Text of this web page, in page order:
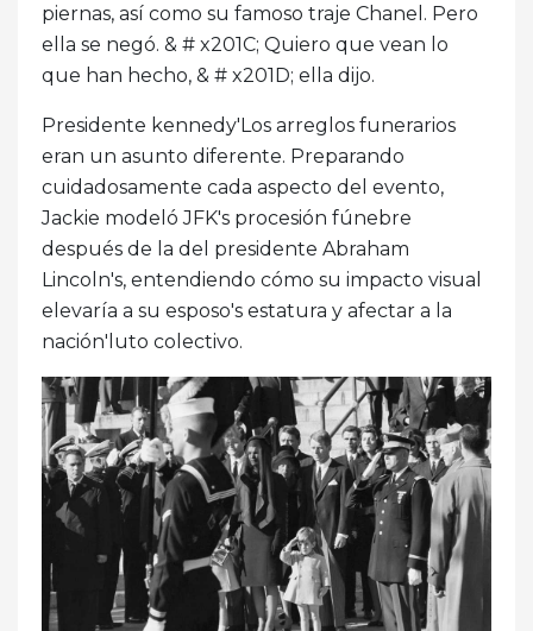
piernas, así como su famoso traje Chanel. Pero
ella se negó. & # x201C; Quiero que vean lo
que han hecho, & # x201D; ella dijo.
Presidente kennedy'Los arreglos funerarios
eran un asunto diferente. Preparando
cuidadosamente cada aspecto del evento,
Jackie modeló JFK's procesión fúnebre
después de la del presidente Abraham
Lincoln's, entendiendo cómo su impacto visual
elevaría a su esposo's estatura y afectar a la
nación'luto colectivo.